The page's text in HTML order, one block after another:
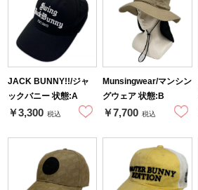
JACK BUNNY!!/ジャ
ックバニー 状態:A
￥3,300 税込
Munsingwear/マンシン
グウェア 状態:B
￥7,700 税込